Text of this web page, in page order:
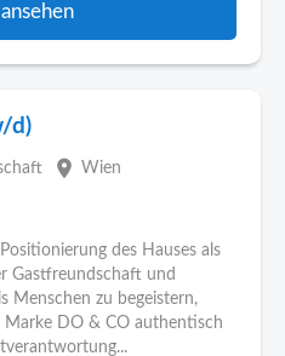
d)
place Wien
Positionierung des Hauses als
Gastfreundschaft und
Menschen zu begeistern,
Marke DO & CO authentisch